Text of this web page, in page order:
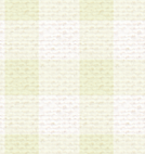
れている会員
と同様のサー
いると思われ